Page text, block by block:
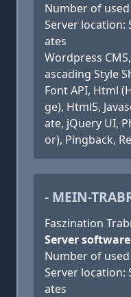
Number of
Server location:
ates
Wordpress
ascading Style
Font API, Html
ge), Html5,
ate, jQuery UI,
or), Pingback,
- MEIN-
Faszination
Server
Number of
Server location:
ates